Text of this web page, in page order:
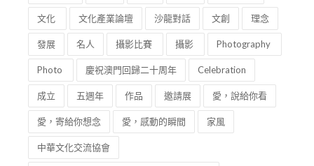
文化 文化產業論壇 沙龍對話 文創 理念
發展 名人 攝影比賽 攝影 Photography
Photo 慶祝澳門回歸二十周年 Celebration
成立 五週年 作品 邀請展 愛，說給你看
愛，寄給你想念 愛，感動的瞬間 家風
中華文化交流協會